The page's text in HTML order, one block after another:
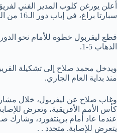
أعلن يورغن كلوب المدير الفني
سبارتا براغ، في إياب دور الـ16 من الدوري الأوروبي.
قطع ليفربول خطوة للأمام نحو
الذهاب 5-1.
ويدخل محمد صلاح إلى تشكيلة
منذ بداية العام الجاري.
وغاب صلاح عن ليفربول، خلال
يتعرض للإصابة. متجدد . .